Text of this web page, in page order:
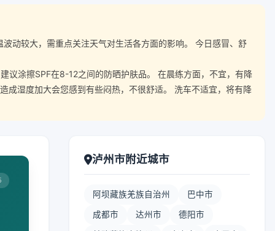
较大，需重点关注天气对生活各方面的影响。 今日感冒、舒
涂擦SPF在8-12之间的防晒护肤品。 在晨练方面，不宜，有降
成湿度加大会您感到有些闷热，不很舒适。 洗车不适宜，将有降
泸州市附近城市
阿坝藏族羌族自治州 巴中市
成都市 达州市 德阳市